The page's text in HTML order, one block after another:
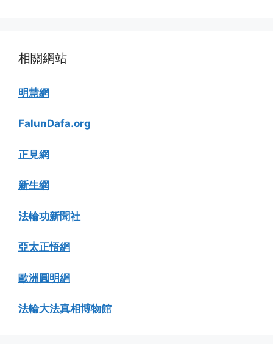
相關網站
明慧網
FalunDafa.org
正見網
新生網
法輪功新聞社
亞太正悟網
歐洲圓明網
法輪大法真相博物館